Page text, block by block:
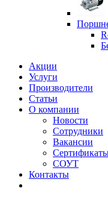
Акции
Услуги
Производители
Статьи
О компании
Новости
Сотрудники
Вакансии
СОУТ
Контакты